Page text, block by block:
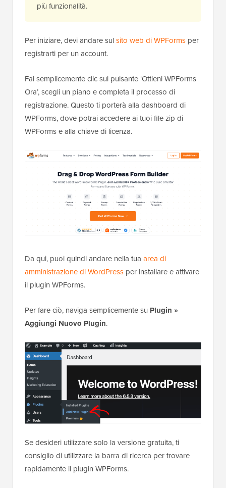
più funzionalità.
Per iniziare, devi andare sulsito web di WPForms per
registrarti per un account.
Fai semplicemente clic sul pulsante ‘Ottieni WPForms
Ora’, scegli un piano e completa il processo di
registrazione. Questo ti porterà alla dashboard di
WPForms, dove potrai accedere ai tuoi file zip di
WPForms e alla chiave di licenza.
Da qui, puoi quindi andare nella tua area di
amministrazione di WordPress per installare e attivare
il plugin WPForms.
Per fare ciò, naviga semplicemente su Plugin »
Aggiungi Nuovo Plugin.
Se desideri utilizzare solo la versione gratuita, ti
consiglio di utilizzare la barra di ricerca per trovare
rapidamente il plugin WPForms.